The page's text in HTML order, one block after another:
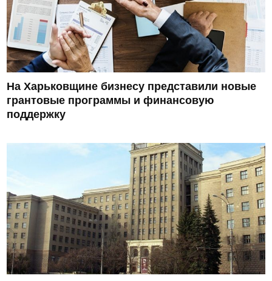
На Харьковщине бизнесу представили новые
грантовые программы и финансовую
поддержку